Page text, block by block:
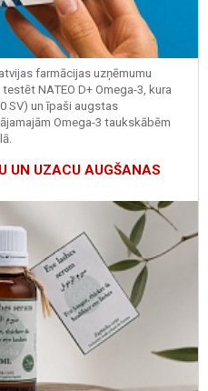
farmācijas uzņēmumu
NATEO D+ Omega-3, kura
SV) un īpaši augstas
Omega-3 taukskābēm
UN UZACU AUGŠANAS